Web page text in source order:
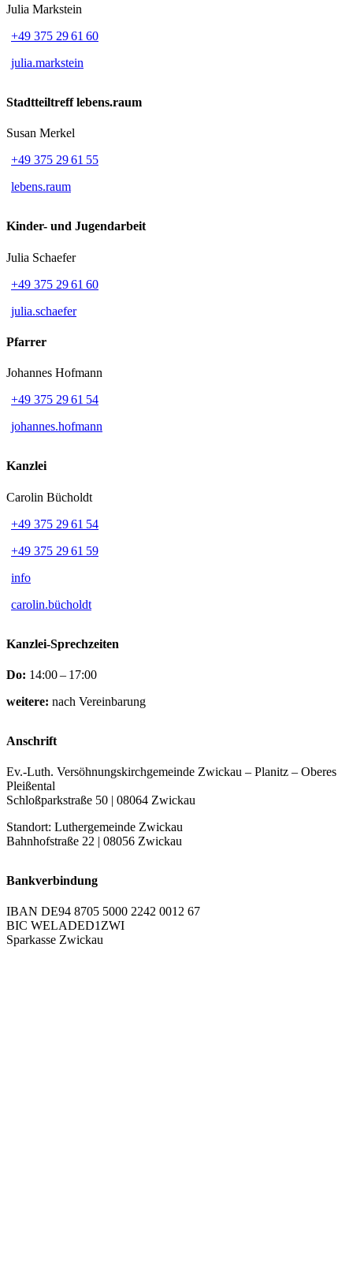
Julia Markstein
+49 375 29 61 60
julia.markstein
Stadtteiltreff lebens.raum
Susan Merkel
+49 375 29 61 55
lebens.raum
Kinder- und Jugendarbeit
Julia Schaefer
+49 375 29 61 60
julia.schaefer
Pfarrer
Johannes Hofmann
+49 375 29 61 54
johannes.hofmann
Kanzlei
Carolin Bücholdt
+49 375 29 61 54
+49 375 29 61 59
info
carolin.bücholdt
Kanzlei-Sprechzeiten
Do: 14:00 – 17:00
weitere: nach Vereinbarung
Anschrift
Ev.-Luth. Versöhnungskirchgemeinde Zwickau – Planitz – Oberes
Pleißental
Schloßparkstraße 50 | 08064 Zwickau
Standort: Luthergemeinde Zwickau
Bahnhofstraße 22 | 08056 Zwickau
Bankverbindung
IBAN DE94 8705 5000 2242 0012 67
BIC WELADED1ZWI
Sparkasse Zwickau